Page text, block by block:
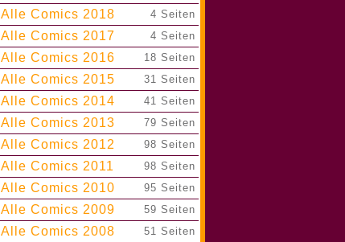
Alle Comics 2018 4 Seiten
Alle Comics 2017 4 Seiten
Alle Comics 2016 18 Seiten
Alle Comics 2015 31 Seiten
Alle Comics 2014 41 Seiten
Alle Comics 2013 79 Seiten
Alle Comics 2012 98 Seiten
Alle Comics 2011 98 Seiten
Alle Comics 2010 95 Seiten
Alle Comics 2009 59 Seiten
Alle Comics 2008 51 Seiten